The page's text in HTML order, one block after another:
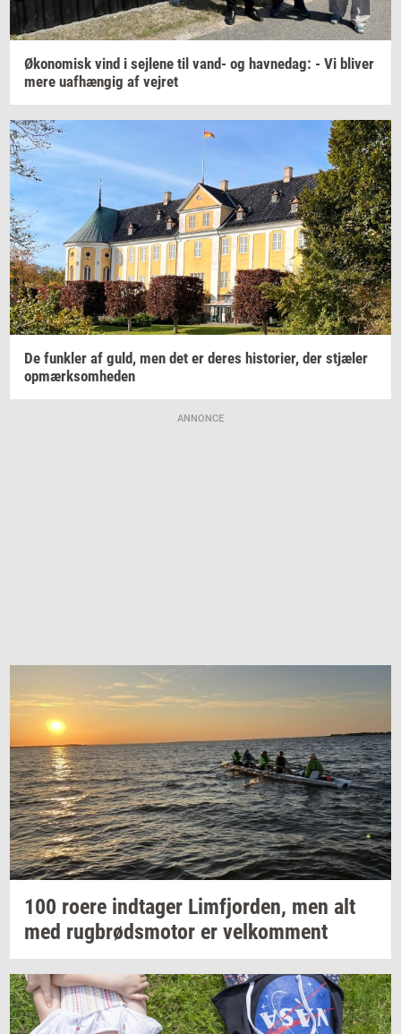
Øko­no­misk vind i sej­le­ne til vand- og hav­nedag: - Vi bli­ver
mere uaf­hæn­gig af vej­ret
De funk­ler af guld, men det er deres hi­sto­ri­er, der stjæ­ler
op­mærk­som­he­den
ANNONCE
100 roere ind­ta­ger Lim­fjor­den, men alt
med rug­brøds­mo­tor er vel­kom­ment